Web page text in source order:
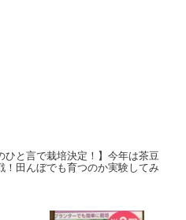
ひと言で栽培決定！】今年は茶豆
！田んぼでも育つのか実験してみ